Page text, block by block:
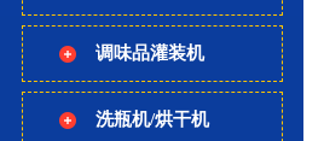
调味品灌装机
洗瓶机/烘干机